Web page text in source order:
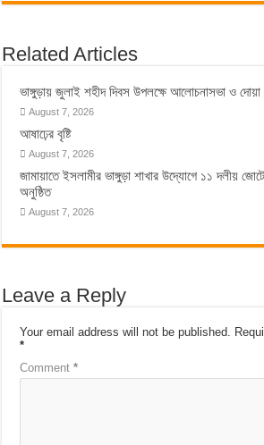
Related Articles
ভাঙ্গুড়ায় জুলাই শহীদ দিবস উপলক্ষে আলোচনাসভা ও দোয়া
August 7, 2026
আষাঢ়ের বৃষ্টি
August 7, 2026
জামায়াতে ইসলামীর ভাঙ্গুড়া শাখার উদ্যোগে ১১ দলীয়
অনুষ্ঠিত
August 7, 2026
Leave a Reply
Your email address will not be published.
*
Comment*